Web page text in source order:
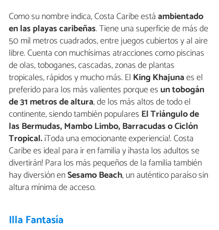
Como su nombre indica, Costa Caribe estáambientado
en las playas caribeñas. Tiene una superficie de más de
50 mil metros cuadrados, entre juegos cubiertos y al aire
libre. Cuenta con muchísimas atracciones como piscinas
de olas, toboganes, cascadas, zonas de plantas
tropicales, rápidos y mucho más. El King Khajunaes el
preferido para los más valientes porque es un tobogán
de 31 metros de altura, de los más altos de todo el
continente, siendo también populares El Triángulo de
las Bermudas, Mambo Limbo, Barracudas o Ciclón
Tropical.¡Toda una emocionante experiencia!. Costa
Caribe es ideal para ir en familia y ¡hasta los adultos se
divertirán! Para los más pequeños de la familia también
hay diversión enSesamo Beach, un auténtico paraíso sin
altura mínima de acceso.
Illa Fantasía